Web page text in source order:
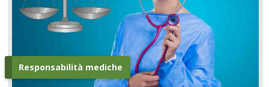
Responsabilità mediche